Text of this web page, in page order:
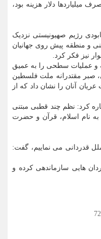
دلار هزینه بود،
رژیم صهیونیستی نزدیک
و منطقه پیش روی جهانیان
نیز فکر کرد.
و عملیات سطحی را به عمیق
صبر مقتدرانه ملت فلسطین
آنان را نشان داد که از
کرد: نظم چند قطبی مبتنی
نام اسلام، قرآن و حضرت
قدردانی می نماییم، گفت:
هایی سازماندهی کرده و